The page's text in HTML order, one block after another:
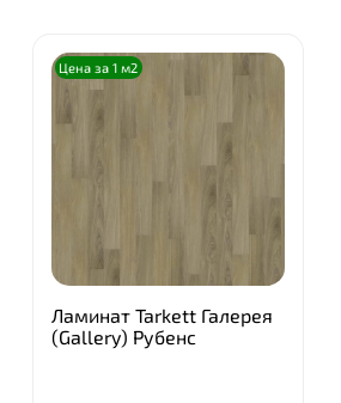
Цена за 1 м2
Ламинат Tarkett Галерея
(Gallery) Рубенс